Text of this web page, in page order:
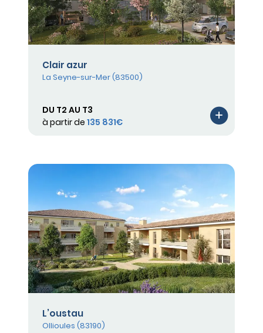
Clair azur
La Seyne-sur-Mer (83500)
DU T2 AU T3
à partir de 135 831€
L’oustau
Ollioules (83190)